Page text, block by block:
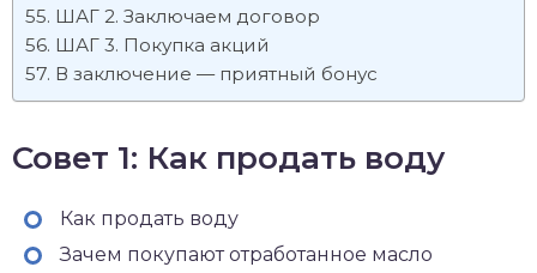
ШАГ 2. Заключаем договор
ШАГ 3. Покупка акций
В заключение — приятный бонус
Совет 1: Как продать воду
Как продать воду
Зачем покупают отработанное масло